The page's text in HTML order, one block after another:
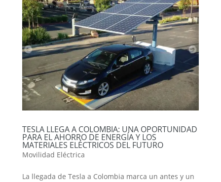
TESLA LLEGA A COLOMBIA: UNA OPORTUNIDAD
PARA EL AHORRO DE ENERGÍA Y LOS
MATERIALES ELÉCTRICOS DEL FUTURO
Movilidad Eléctrica
La llegada de Tesla a Colombia marca un antes y un